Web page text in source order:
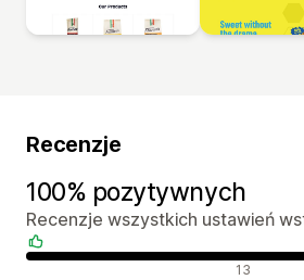
Recenzje
100% pozytywnych
Recenzje wszystkich ustawień
Pozytywne recenzje 13